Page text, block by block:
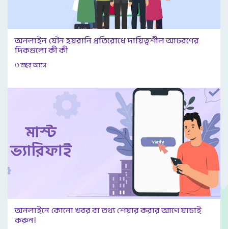
অনলাইন যৌন হয়রানি প্রতিরোধে দায়িত্বশীল আচরণের
দিকগুলো কী কী
৩ বছর আগে
অনলাইনে কোনো খবর বা তথ্য শেয়ার করার আগে যাচাই
করুন।